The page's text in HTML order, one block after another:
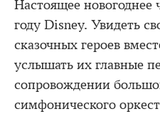
Настоящее новогоднее
году Disney. Увидеть
сказочных героев
услышать их главные
сопровождении
симфонического